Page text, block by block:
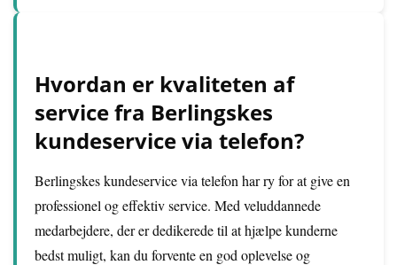
Hvordan er kvaliteten af
service fra Berlingskes
kundeservice via telefon?
Berlingskes kundeservice via telefon har ry for at give en
professionel og effektiv service. Med veluddannede
medarbejdere, der er dedikerede til at hjælpe kunderne
bedst muligt, kan du forvente en god oplevelse og